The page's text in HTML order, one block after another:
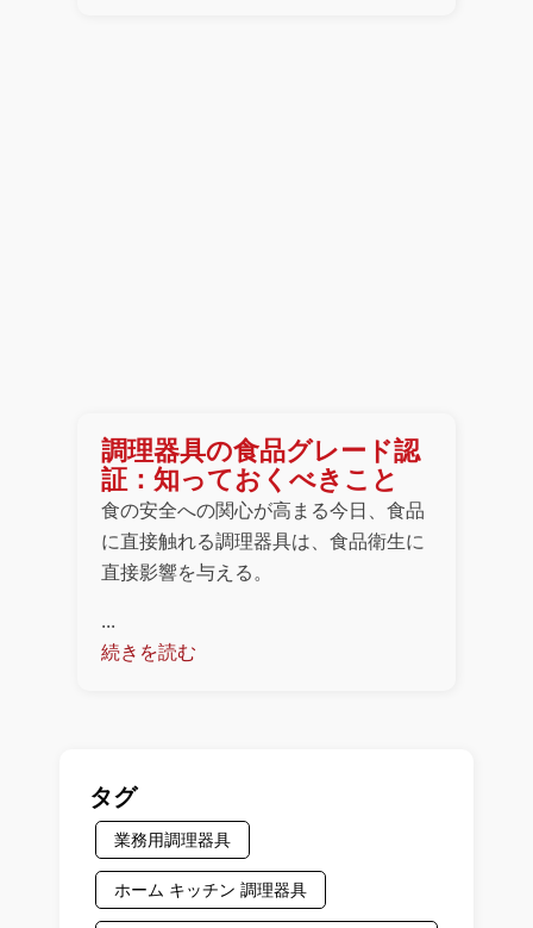
調理器具の食品グレード認
証：知っておくべきこと
食の安全への関心が高まる今日、食品
に直接触れる調理器具は、食品衛生に
直接影響を与える。
...
続きを読む
タグ
業務用調理器具
ホーム キッチン 調理器具